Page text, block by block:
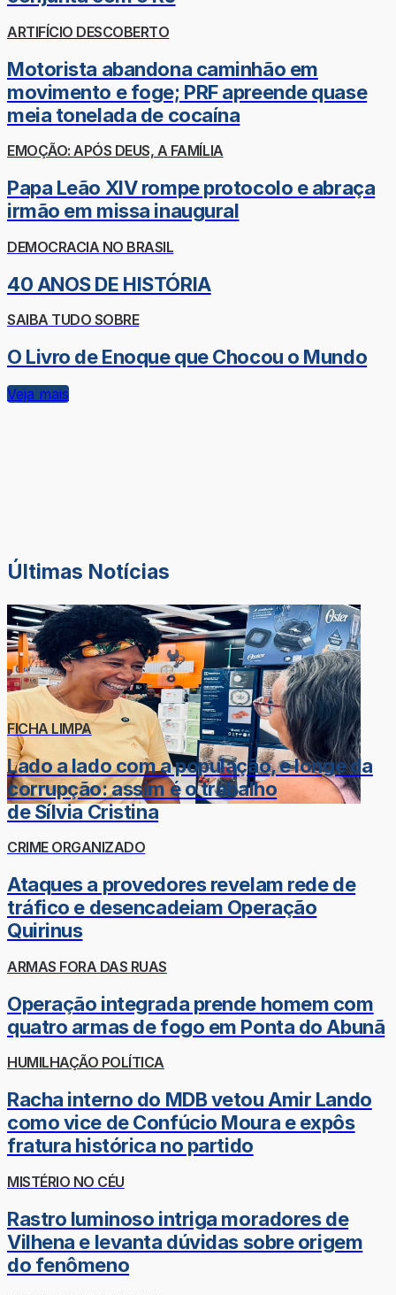
ARTIFÍCIO DESCOBERTO
Motorista abandona caminhão em
movimento e foge; PRF apreende quase
meia tonelada de cocaína
EMOÇÃO: APÓS DEUS, A FAMÍLIA
Papa Leão XIV rompe protocolo e abraça
irmão em missa inaugural
DEMOCRACIA NO BRASIL
40 ANOS DE HISTÓRIA
SAIBA TUDO SOBRE
O Livro de Enoque que Chocou o Mundo
Veja mais
Últimas Notícias
FICHA LIMPA
Lado a lado com a população, e longe da
corrupção: assim é o trabalho
de Sílvia Cristina
CRIME ORGANIZADO
Ataques a provedores revelam rede de
tráfico e desencadeiam Operação
Quirinus
ARMAS FORA DAS RUAS
Operação integrada prende homem com
quatro armas de fogo em Ponta do Abunã
HUMILHAÇÃO POLÍTICA
Racha interno do MDB vetou Amir Lando
como vice de Confúcio Moura e expôs
fratura histórica no partido
MISTÉRIO NO CÉU
Rastro luminoso intriga moradores de
Vilhena e levanta dúvidas sobre origem
do fenômeno